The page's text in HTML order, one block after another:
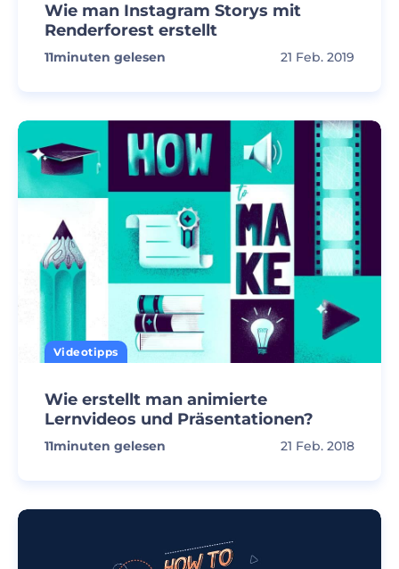
Wie man Instagram Storys mit
Renderforest erstellt
11minuten gelesen 21 Feb. 2019
Videotipps
Wie erstellt man animierte
Lernvideos und Präsentationen?
11minuten gelesen 21 Feb. 2018